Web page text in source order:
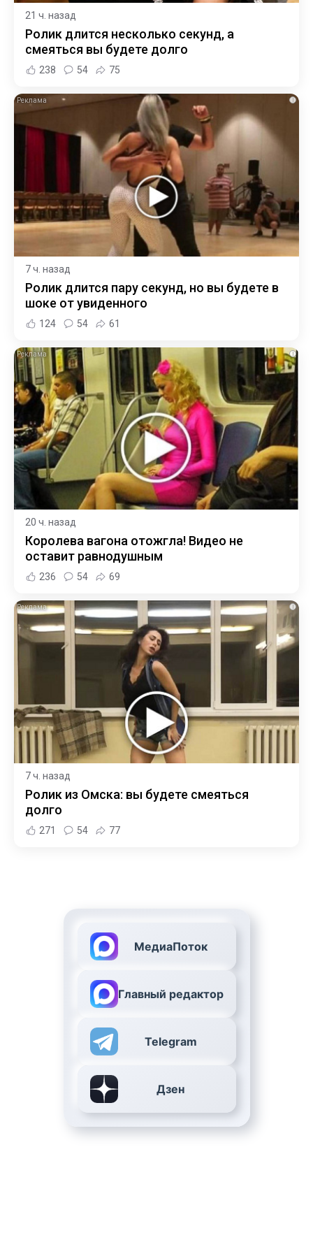
21 ч. назад
Ролик длится несколько секунд, а
смеяться вы будете долго
238 54 75
i
7 ч. назад
Ролик длится пару секунд, но вы будете в
шоке от увиденного
124 54 61
i
20 ч. назад
Королева вагона отожгла! Видео не
оставит равнодушным
236 54 69
i
7 ч. назад
Ролик из Омска: вы будете смеяться
долго
271 54 77
МедиаПоток
Главный редактор
Telegram
Дзен